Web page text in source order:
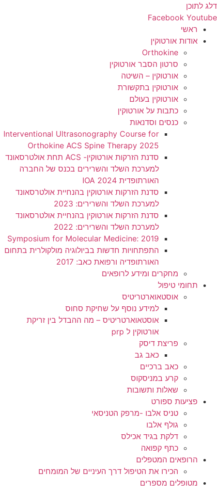
דלג לתוכן
Facebook Youtube
ראשי
אודות אורטוקין
Orthokine
סרטון הסבר אורטוקין
אורטוקין – השיטה
אורטוקין בתקשורת
אורטוקין בעולם
כתבות על אורטוקין
כנסים וסדנאות
Interventional Ultrasonography Course for
Orthokine ACS Spine Therapy 2025
סדנת הזרקות אורטוקין- ACS תחת אולטרסאונד
למערכת השלד והשרירים בכנס של החברה
האורתופדית 2024 IOA
סדנת הזרקות אורטוקין בהנחיית אולטרסאונד
למערכת השלד והשרירים: 2023
סדנת הזרקות אורטוקין בהנחיית אולטרסאונד
למערכת השלד והשרירים: 2022
2019 :Symposium for Molecular Medicine
התפתחויות חדשות בביולוגיה מולקולרית בתחום
האורתופדיה ורפואת כאב: 2017
מחקרים ומידע לרופאים
תחומי טיפול
אוסטאוארטריטיס
למידע נוסף על שחיקת סחוס
אוסטאוארטריטיס – מה ההבדל בין זריקת
אורטוקין ל prp
פריצת דיסק
כאב גב
כאב ברכיים
קרע במניסקוס
שאלות ותשובות
פציעות ספורט
טניס אלבו -מרפק הטניסאי
גולף אלבו
דלקת בגיד אכילס
כתף קפואה
הרופאים המטפלים
הכירו את הטיפול דרך העיניים של המומחים
מטופלים מספרים